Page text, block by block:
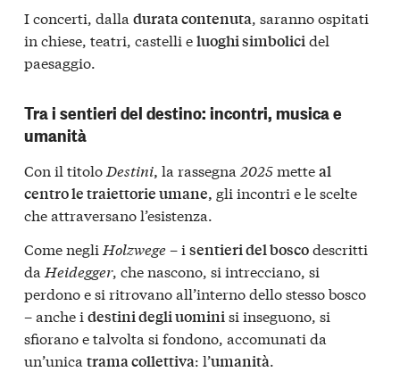
I concerti, dalla durata contenuta, saranno ospitati
in chiese, teatri, castelli eluoghi simbolicidel
paesaggio.
Tra i sentieri del destino: incontri, musica e
umanità
Con il titolo Destini, la rassegna 2025metteal
centro le traiettorie umane, gli incontri e le scelte
che attraversano l’esistenza.
Come negli Holzwege– i sentieri del boscodescritti
da Heidegger, che nascono, si intrecciano, si
perdono e si ritrovano all’interno dello stesso bosco
– anche i destini degli uominisi inseguono, si
sfiorano e talvolta si fondono, accomunati da
un’unica trama collettiva: l’umanità.